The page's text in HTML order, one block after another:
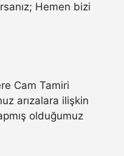
Hemen bizi
Cam Tamiri
arızalara ilişkin
olduğumuz